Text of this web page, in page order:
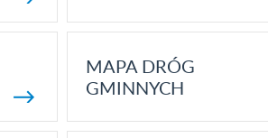
MAPA DRÓG
GMINNYCH